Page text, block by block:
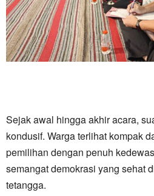
Sejak awal hingga akhir acara,
kondusif. Warga terlihat kompak
pemilihan dengan penuh
semangat demokrasi yang sehat
tetangga.